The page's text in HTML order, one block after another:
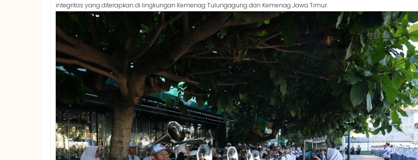
integritas yang diterapkan di lingkungan Kemenag Tulungagung dan Kemenag Jawa Timur.